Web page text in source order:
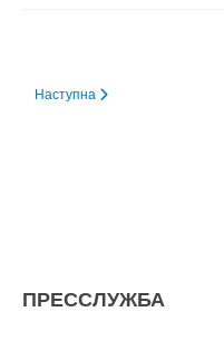
Наступна стаття:
Наступна
ПРЕССЛУЖБА